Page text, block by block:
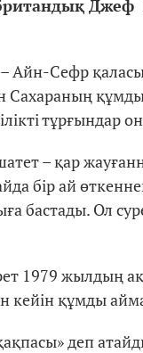
Джеф
Айн-Сефр
Сахараның
тұрғындар
– қар
бір ай
бастады. Ол
1979 жылдың
кейін құмды
деп